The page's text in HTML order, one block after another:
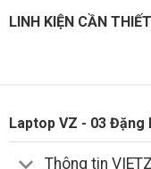
LINH KIỆN CẦN THIẾT
Laptop VZ - 03 Đặng
Thông tin